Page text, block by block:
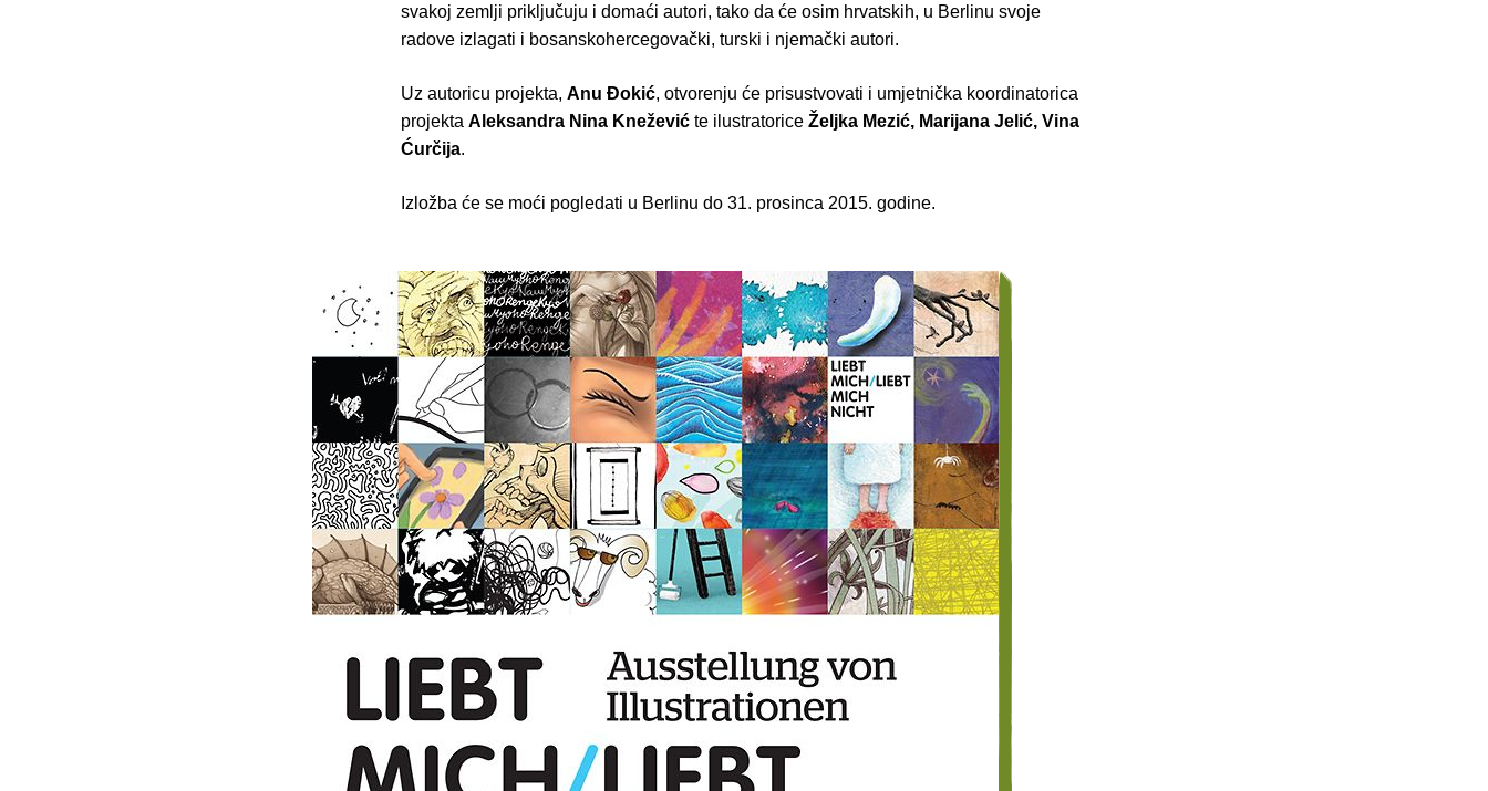
svakoj zemlji priključuju i domaći autori, tako da će osim hrvatskih, u Berlinu svoje
radove izlagati i bosanskohercegovački, turski i njemački autori.
Uz autoricu projekta, Anu Đokić, otvorenju će prisustvovati i umjetnička koordinatorica
projekta Aleksandra Nina Knežević te ilustratorice Željka Mezić, Marijana Jelić, Vina
Ćurčija.
Izložba će se moći pogledati u Berlinu do 31. prosinca 2015. godine.